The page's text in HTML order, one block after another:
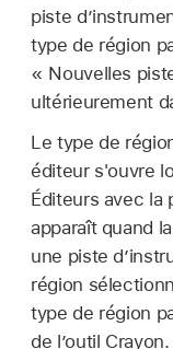
piste
type de région
« Nouvelles
ultérieurement
Le type de
éditeur s'ouvre
Éditeurs avec la
apparaît quand
une piste
région
type de région
de l’outil Crayon.